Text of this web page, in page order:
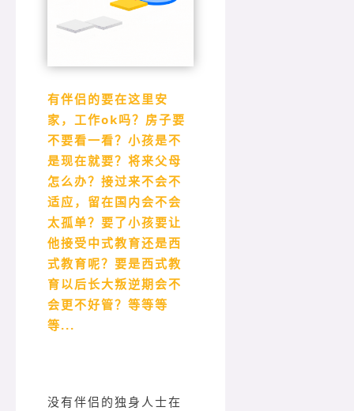
有伴侣的要在这里安
家，工作ok吗？ 房子要
不要看一看？小孩是不
是现在就要？将来父母
怎么办？接过来不会不
适应，留在国内会不会
太孤单？要了小孩要让
他接受中式教育还是西
式教育呢？要是西式教
育以后长大叛逆期会不
会更不好管？等等等
等...
没有伴侣的独身人士在